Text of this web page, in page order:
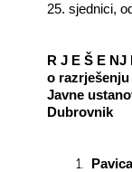
25. sjednici,
R J E Š E NJ
o
Javne
Dubrovnik
1.